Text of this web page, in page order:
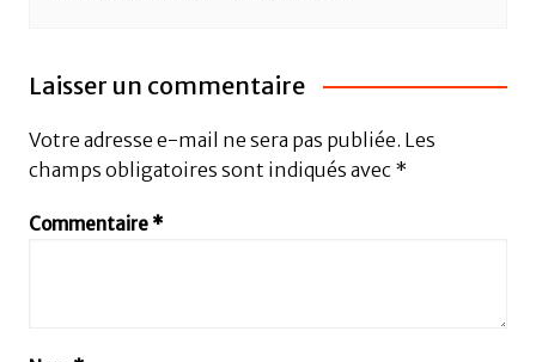
Laisser un commentaire
Votre adresse e-mail ne sera pas publiée. Les
champs obligatoires sont indiqués avec *
Commentaire *